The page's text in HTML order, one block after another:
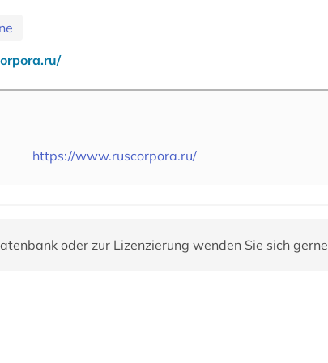
https://www.ruscorpora.ru/
oder zur Lizenzierung wenden Sie sich